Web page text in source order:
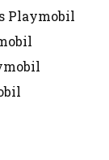
Playmobil